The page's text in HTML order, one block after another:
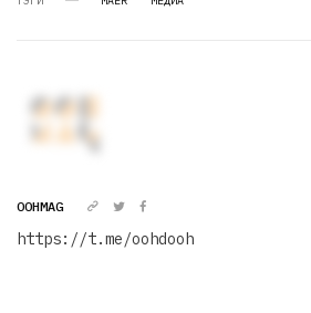
OOHMAG
https://t.me/oohdooh